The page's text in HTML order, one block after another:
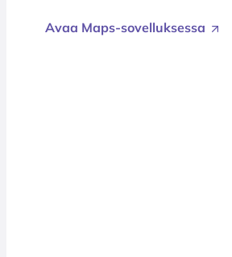
Avaa Maps-sovelluksessa